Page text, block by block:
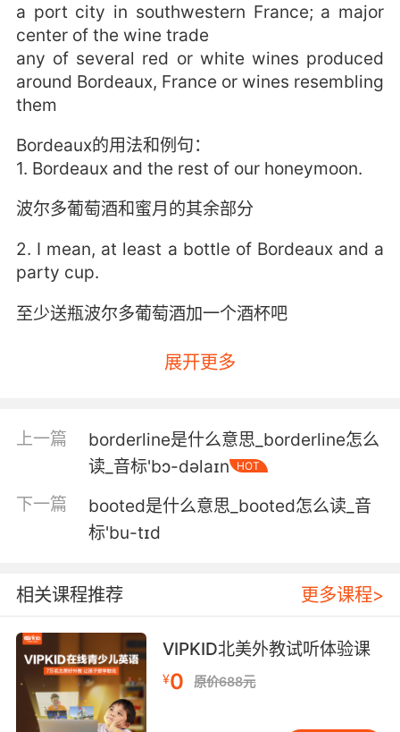
a port city in southwestern France; a major
center of the wine trade
any of several red or white wines produced
around Bordeaux, France or wines resembling
them
Bordeaux的用法和例句：
1. Bordeaux and the rest of our honeymoon.
波尔多葡萄酒和蜜月的其余部分
2. I mean, at least a bottle of Bordeaux and a
party cup.
至少送瓶波尔多葡萄酒加一个酒杯吧
展开更多
上一篇
borderline是什么意思_borderline怎么
读_音标'bɔ-dəlaɪn
HOT
下一篇
booted是什么意思_booted怎么读_音
标'bu-tɪd
相关课程推荐 更多课程>
VIPKID北美外教试听体验课
¥0 原价688元